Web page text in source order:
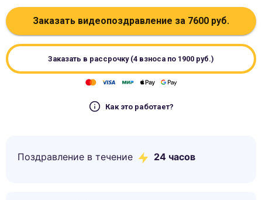
Заказать видеопоздравление за 7600 руб.
Заказать в рассрочку (4 взноса по 1900 руб.)
Как это работает?
Поздравление в течение 24 часов